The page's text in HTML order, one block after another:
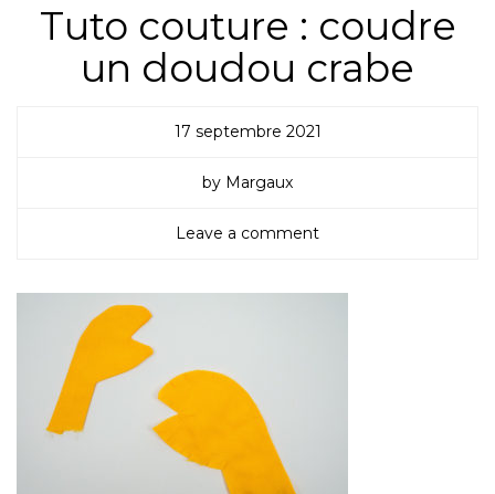
Tuto couture : coudre
un doudou crabe
17 septembre 2021
by Margaux
Leave a comment